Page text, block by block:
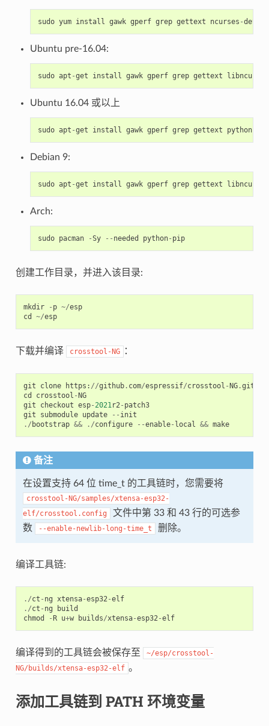
sudo yum install gawk gperf grep gettext ncurses -devel
Ubuntu pre-16.04:
sudo apt -get install gawk gperf grep gettext libncurses
Ubuntu 16.04 或以上
sudo apt -get install gawk gperf grep gettext python
Debian 9:
sudo apt -get install gawk gperf grep gettext libncurses
Arch:
sudo pacman -Sy -- needed python- pip
创建工作目录，并进入该目录:
mkdir - p ~/esp
cd
~/esp
下载并编译 crosstool-NG ：
git clone https : //github. com/espressif/crosstool -NG.git
cd
crosstool -NG
git
checkout esp-2021r2- patch3
git
submodule update -- init
./ bootstrap && ./configure --enable- local && make
备注
在设置支持 64 位 time_t 的工具链时，您需要将
crosstool-NG/samples/xtensa-esp32-
elf/crosstool.config
文件中第 33 和 43 行的可选参
数
--enable-newlib-long-time_t 删除。
编译工具链:
./ct - ng xtensa-esp32-elf
./ct - ng
build
chmod
-R u+w builds/xtensa-esp32-elf
编译得到的工具链会被保存至
~/esp/crosstool-
NG/builds/xtensa-esp32-elf 。
添加工具链到 PATH 环境变量